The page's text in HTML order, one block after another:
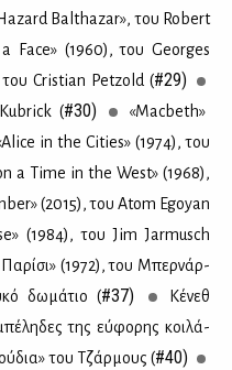
Balthazar», του Robert
Face» (1960), του Georges
Cristian Petzold (#29)
(#30)
«Macbeth»
in the Cities» (1974), του
a Time in the West» (1968),
(2015), του Atom Egoyan
(1984), του Jim Jarmusch
Πα­ρί­σι» (1972), του Μπερ­νάρ­
δω­μά­τιο (#37)
Κέ­νεθ
της εύ­φο­ρης κοι­λά­
του Τζάρ­μους (#40)